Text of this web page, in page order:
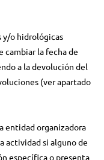
y/o hidrológicas
cambiar la fecha de
a la devolución del
(ver apartado
entidad organizadora
actividad si alguno de
específica o presenta